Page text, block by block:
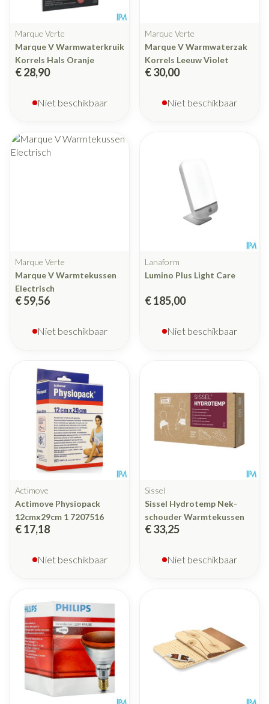
Marque Verte
Marque V Warmwaterkruik
Korrels Hals Oranje
€ 28,90
Niet beschikbaar
Marque Verte
Marque V Warmwaterzak
Korrels Leeuw Violet
€ 30,00
Niet beschikbaar
Marque Verte
Marque V Warmtekussen
Electrisch
€ 59,56
Niet beschikbaar
Lanaform
Lumino Plus Light Care
€ 185,00
Niet beschikbaar
Actimove
Actimove Physiopack
12cmx29cm 1 7207516
€ 17,18
Niet beschikbaar
Sissel
Sissel Hydrotemp Nek-
schouder Warmtekussen
€ 33,25
Niet beschikbaar